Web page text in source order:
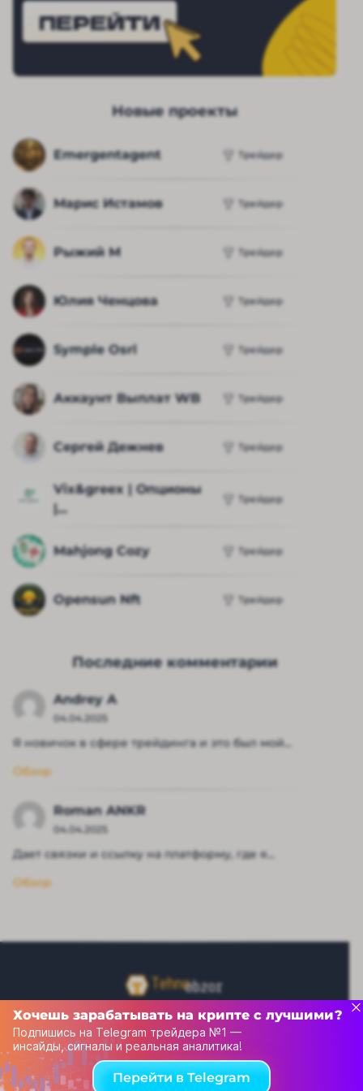
ПЕРЕЙТИ
Новые проекты
Emergentagent Трейдер
Марис Истамов Трейдер
Рыжий М Трейдер
Юлия Ченцова Трейдер
Symple Osrl Трейдер
Аккаунт Выплат WB Трейдер
Сергей Дежнев Трейдер
Vix&greex | Опционы
|...
Трейдер
Mahjong Cozy Трейдер
Opensun Nft Трейдер
Последние комментарии
Andrey A
04.04.2025
Я новичок в сфере трейдинга и это был мой...
Обзор
Roman ANKR
04.04.2025
Дает связки и ссылку на платформу, где я...
Обзор
Рейтинг капперов
Связаться с нами
Хочешь зарабатывать на крипте с лучшими?
Подпишись на Telegram трейдера №1 —
инсайды, сигналы и реальная аналитика!
Перейти в Telegram